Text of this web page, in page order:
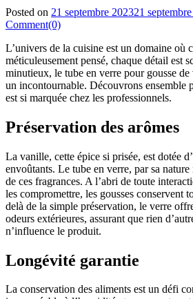
Posted on 21 septembre 202321
Comment(0)
L’univers de la cuisine est un domaine où
méticuleusement pensé, chaque détail est
minutieux, le tube en verre pour gousse de
un incontournable. Découvrons ensemble
est si marquée chez les professionnels.
Préservation des arômes
La vanille, cette épice si prisée, est dotée
envoûtants. Le tube en verre, par sa
de ces fragrances. A l’abri de toute
les compromettre, les gousses conservent
delà de la simple préservation, le verre
odeurs extérieures, assurant que rien
n’influence le produit.
Longévité garantie
La conservation des aliments est un défi